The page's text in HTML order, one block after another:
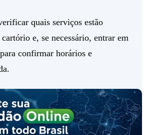
quais serviços estão
e, se necessário, entrar em
confirmar horários e